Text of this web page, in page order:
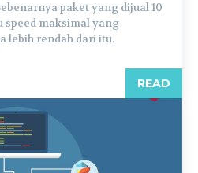
paket yang dijual 10
speed maksimal yang
lebih rendah dari itu.
READ